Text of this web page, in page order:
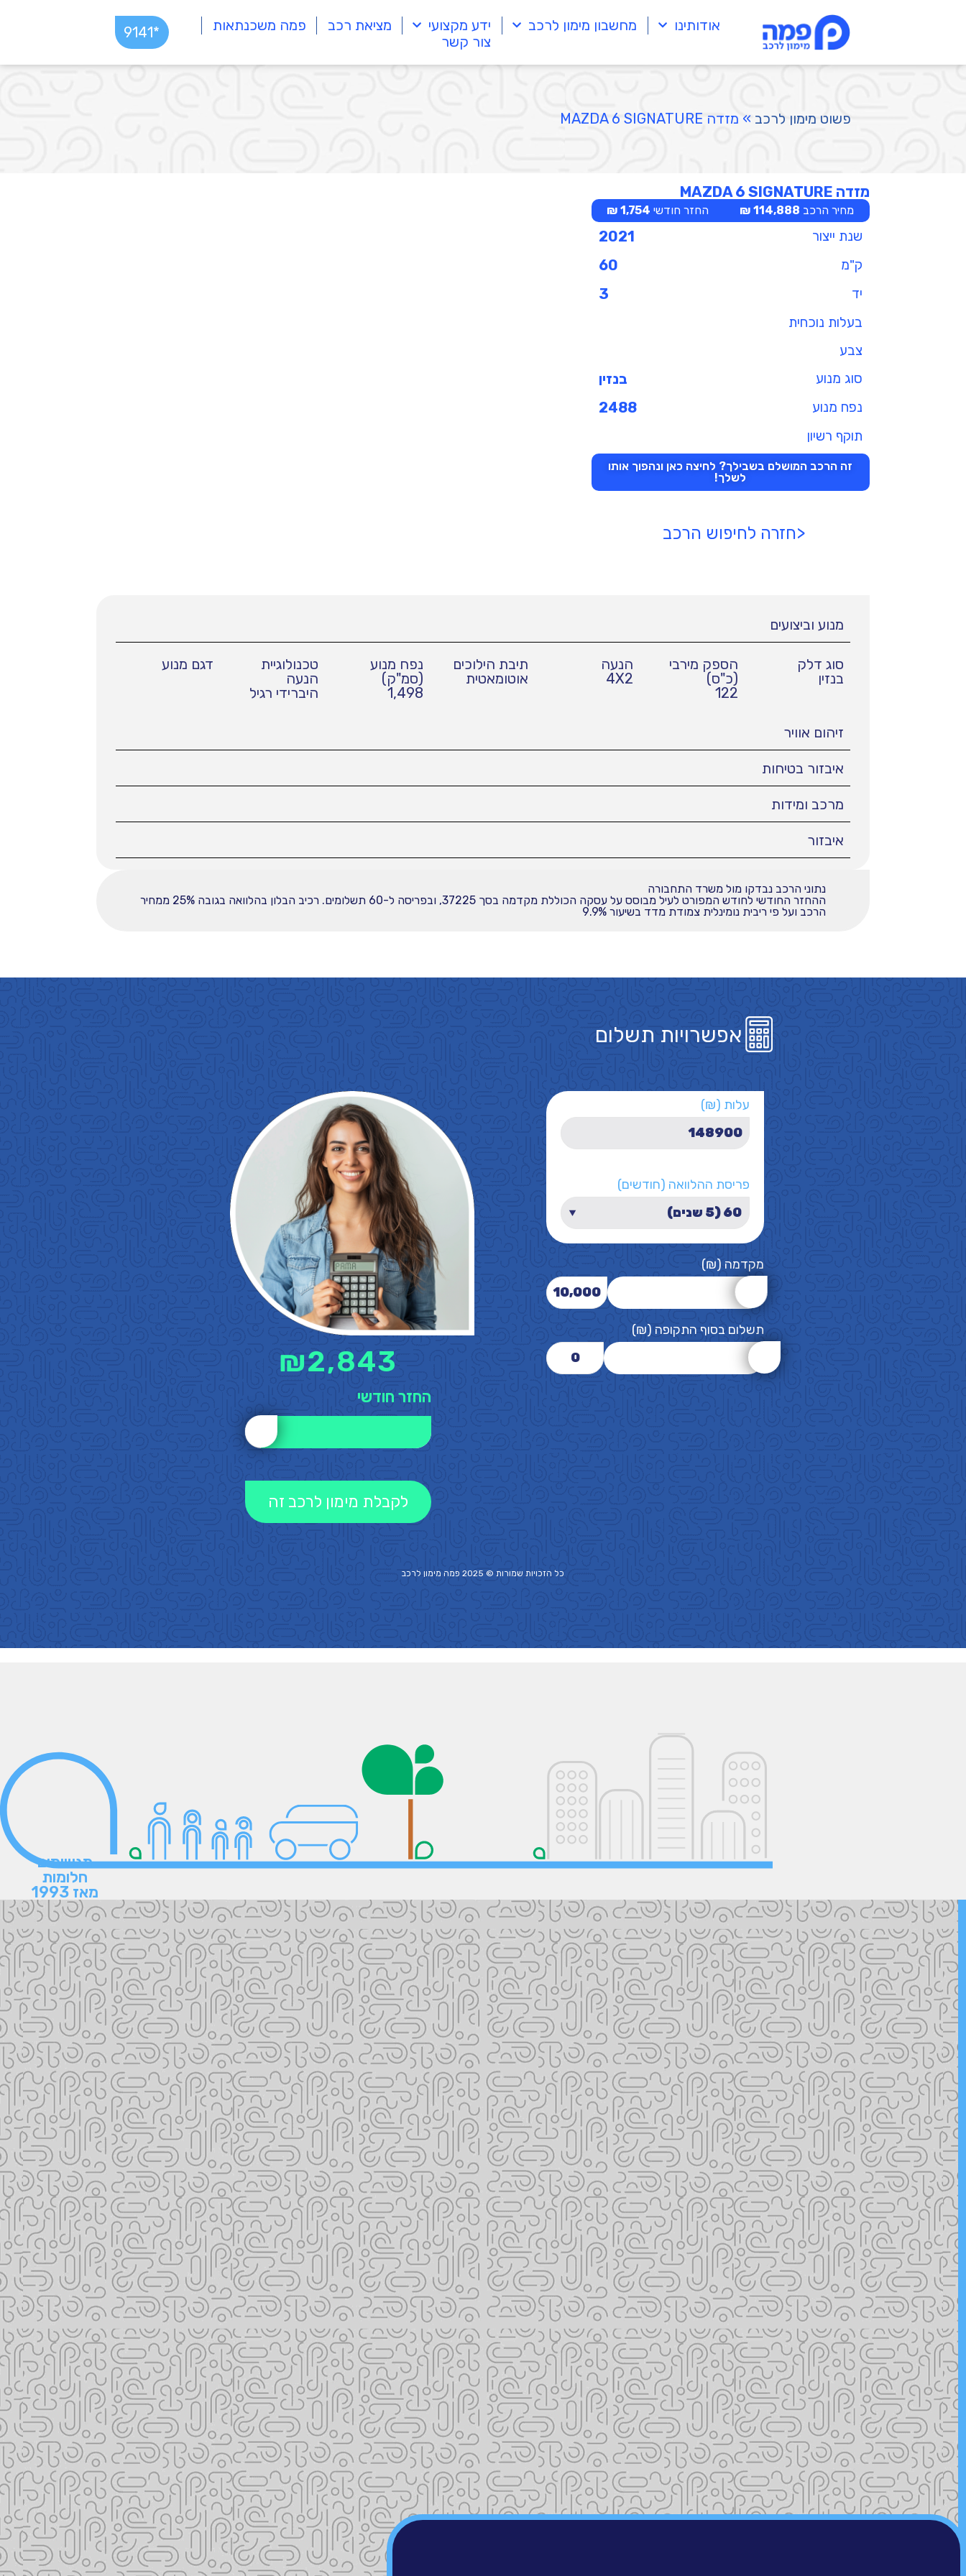
אודותינו מחשבון מימון לרכב ידע מקצועי מציאת רכב
פמה משכנתאות
צור קשר
*9141
פשוט מימון לרכב » מזדה MAZDA 6 SIGNATURE
מזדה MAZDA 6 SIGNATURE
מחיר הרכב 114,888 ₪ החזר חודשי 1,754 ₪
שנת ייצור 2021
ק"מ 60
יד 3
בעלות נוכחית
צבע
סוג מנוע
בנזין
נפח מנוע 2488
תוקף רשיון
זה הרכב המושלם בשבילך? לחיצה כאן ונהפוך אותו
לשלך!
<חזרה לחיפוש הרכב
מנוע וביצועים
סוג דלק
בנזין
הספק מירבי
(כ"ס)
122
הנעה
4X2
תיבת הילוכים
אוטומאטית
נפח מנוע
(סמ"ק)
1,498
טכנולוגיית
הנעה
היברידי רגיל
דגם מנוע
זיהום אוויר
איבזור בטיחות
מרכב ומידות
איבזור
נתוני הרכב נבדקו מול משרד התחבורה
ההחזר החודשי לחודש המפורט לעיל מבוסס על עסקה הכוללת מקדמה בסך 37225, ובפריסה ל-60 תשלומים. רכיב הבלון בהלוואה בגובה 25% ממחיר
הרכב ועל פי ריבית נומינלית צמודת מדד בשיעור 9.9%
אפשרויות תשלום
עלות (₪)
פריסת ההלוואה (חודשים)
מקדמה (₪)
10,000
תשלום בסוף התקופה (₪)
0
2,843
₪
החזר חודשי
לקבלת מימון לרכב זה
כל הזכויות שמורות © 2025 פמה מימון לרכב
מגשימים
חלומות
מאז 1993